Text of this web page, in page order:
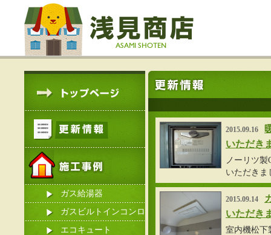
ガス給湯器
ガスビルトインコンロ
エコキュート
2015.09.16
いただき
ノーリツ
いただきま
2015.09.14
いただき
室内機松下